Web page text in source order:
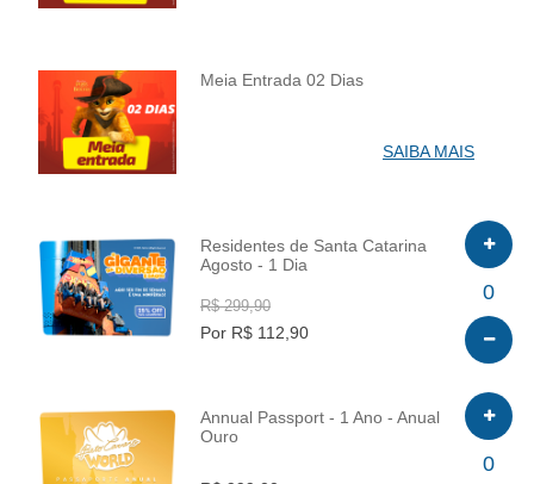
INFO
Meia Entrada 02 Dias
SAIBA MAIS
INFO
Residentes de Santa Catarina
Agosto - 1 Dia
R$ 299,90
Por R$ 112,90
0
INFO
Annual Passport - 1 Ano - Anual
Ouro
0